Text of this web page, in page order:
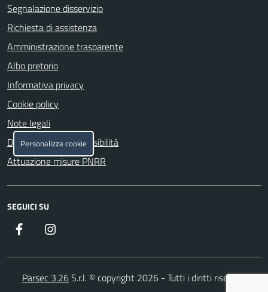
Segnalazione disservizio
Richiesta di assistenza
Amministrazione trasparente
Albo pretorio
Informativa privacy
Cookie policy
Note legali
Dichiarazione di accessibilità
Attuazione misure PNRR
SEGUICI SU
Facebook
Parsec 3.26S.r.l. © copyright 2026 - Tutti i diritti riservati
Personalizza cookie